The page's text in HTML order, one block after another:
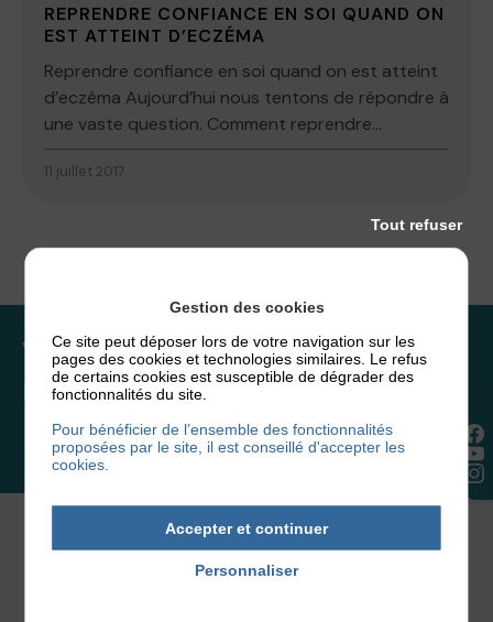
REPRENDRE CONFIANCE EN SOI QUAND ON
EST ATTEINT D’ECZÉMA
Reprendre confiance en soi quand on est atteint
d’eczéma Aujourd’hui nous tentons de répondre à
une vaste question. Comment reprendre...
11 juillet 2017
Vous souhaitez rejoindre
l’association ou faire un don ?
NOUS REJOINDRE
Gestion des cookies
Ce site peut déposer lors de votre navigation sur les
pages des cookies et technologies similaires. Le refus
de certains cookies est susceptible de dégrader des
fonctionnalités du site.
Pour bénéficier de l’ensemble des fonctionnalités
proposées par le site, il est conseillé d'accepter les
cookies.
Accepter et continuer
Tout refuser
Personnaliser